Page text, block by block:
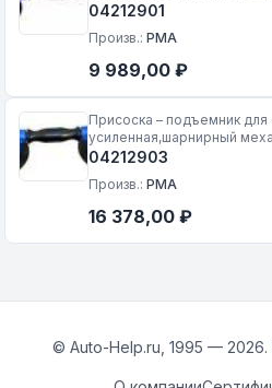
04212901
Произв.: PMA
9 989,00 ₽
Присоска – подъемник для
усиленная,шарнирный
04212903
Произв.: PMA
16 378,00 ₽
© Auto-Help.ru, 1995 —